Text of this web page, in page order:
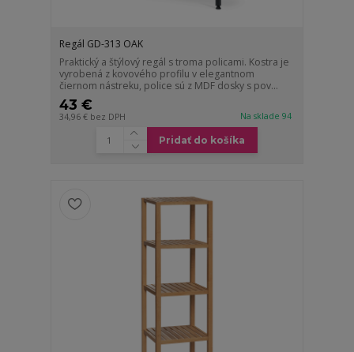
Regál GD-313 OAK
Praktický a štýlový regál s troma policami. Kostra je
vyrobená z kovového profilu v elegantnom
čiernom nástreku, police sú z MDF dosky s pov...
43 €
34,96 € bez DPH Na sklade 94
Pridať do košíka